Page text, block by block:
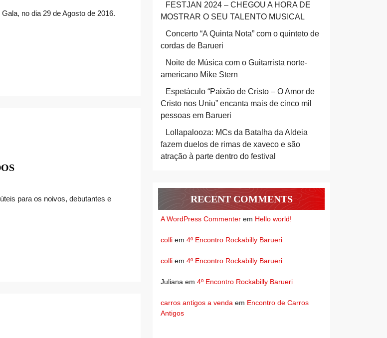
INFANTOJUVENIL
FEIRA
&
FESTJAN 2024 – CHEGOU A HORA DE
MOSTRAR O SEU TALENTO MUSICAL
Concerto “A Quinta Nota” com o quinteto de
cordas de Barueri
Noite de Música com o Guitarrista norte-
americano Mike Stern
Espetáculo “Paixão de Cristo – O Amor de
Cristo nos Uniu” encanta mais de cinco mil
pessoas em Barueri
Lollapalooza: MCs da Batalha da Aldeia
fazem duelos de rimas de xaveco e são
atração à parte dentro do festival
RECENT COMMENTS
A WordPress Commenter em Hello world!
colli em 4º Encontro Rockabilly Barueri
colli em 4º Encontro Rockabilly Barueri
Juliana em 4º Encontro Rockabilly Barueri
carros antigos a venda em Encontro de Carros
Antigos